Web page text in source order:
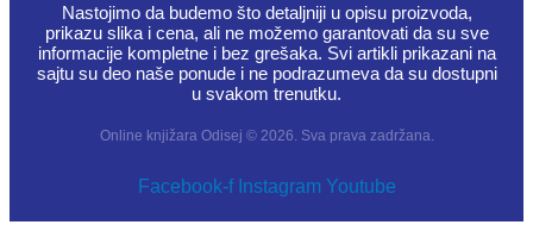
Nastojimo da budemo što detaljniji u opisu proizvoda,
prikazu slika i cena, ali ne možemo garantovati da su sve
informacije kompletne i bez grešaka. Svi artikli prikazani na
sajtu su deo naše ponude i ne podrazumeva da su dostupni
u svakom trenutku.
Online knjižara Odisej © 2026. Sva prava zadržana.
Facebook-f Instagram Youtube